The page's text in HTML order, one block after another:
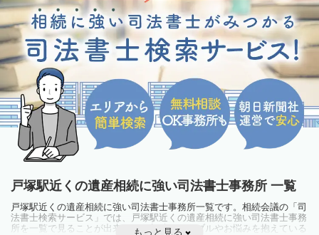
戸塚駅近くの遺産相続に強い司法書士事務所 一覧
戸塚駅近くの遺産相続に強い司法書士事務所一覧です。相続会議の「司
法書士検索サービス」では、戸塚駅近くの遺産相続に強い司法書士事務
所を一覧で見ることが出来ます。相続のトラブルやお悩みを抱えている
もっと見る